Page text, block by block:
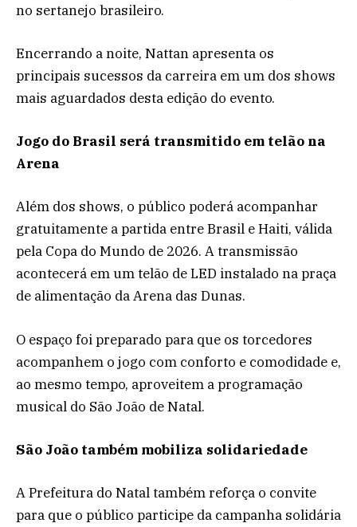
no sertanejo brasileiro.
Encerrando a noite, Nattan apresenta os
principais sucessos da carreira em um dos shows
mais aguardados desta edição do evento.
Jogo do Brasil será transmitido em telão na
Arena
Além dos shows, o público poderá acompanhar
gratuitamente a partida entre Brasil e Haiti, válida
pela Copa do Mundo de 2026. A transmissão
acontecerá em um telão de LED instalado na praça
de alimentação da Arena das Dunas.
O espaço foi preparado para que os torcedores
acompanhem o jogo com conforto e comodidade e,
ao mesmo tempo, aproveitem a programação
musical do São João de Natal.
São João também mobiliza solidariedade
A Prefeitura do Natal também reforça o convite
para que o público participe da campanha solidária